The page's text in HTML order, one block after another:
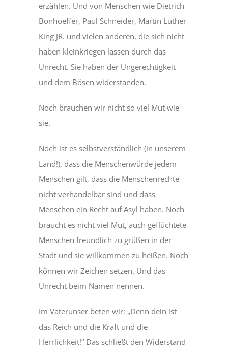
erzählen. Und von Menschen wie Dietrich
Bonhoeffer, Paul Schneider, Martin Luther
King JR. und vielen anderen, die sich nicht
haben kleinkriegen lassen durch das
Unrecht. Sie haben der Ungerechtigkeit
und dem Bösen widerstanden.
Noch brauchen wir nicht so viel Mut wie
sie.
Noch ist es selbstverständlich (in unserem
Land!), dass die Menschenwürde jedem
Menschen gilt, dass die Menschenrechte
nicht verhandelbar sind und dass
Menschen ein Recht auf Asyl haben. Noch
braucht es nicht viel Mut, auch geflüchtete
Menschen freundlich zu grüßen in der
Stadt und sie willkommen zu heißen. Noch
können wir Zeichen setzen. Und das
Unrecht beim Namen nennen.
Im Vaterunser beten wir: „Denn dein ist
das Reich und die Kraft und die
Herrlichkeit!“ Das schließt den Widerstand